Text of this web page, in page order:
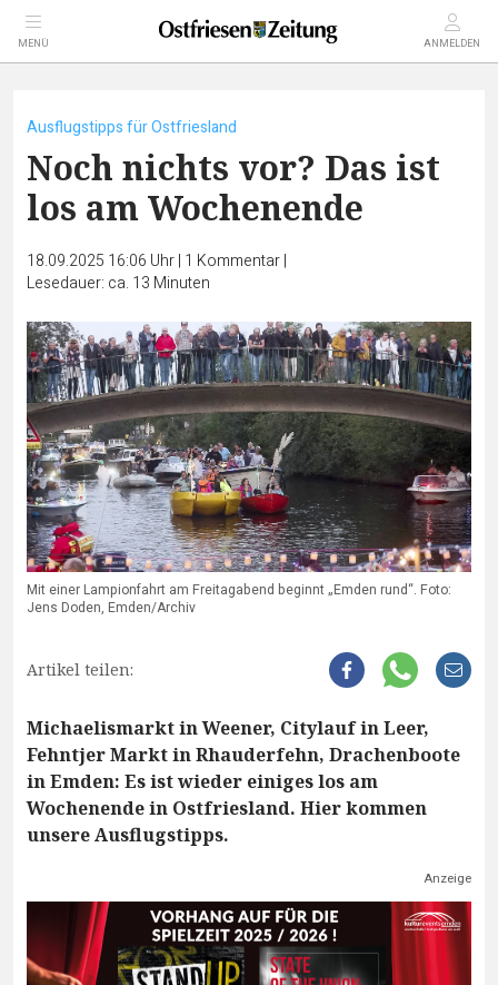
MENÜ ANMELDEN
Ausflugstipps für Ostfriesland
Noch nichts vor? Das ist
los am Wochenende
18.09.2025 16:06 Uhr| 1 Kommentar|
Lesedauer: ca. 13 Minuten
Mit einer Lampionfahrt am Freitagabend beginnt „Emden rund“. Foto:
Jens Doden, Emden/Archiv
Artikel teilen:
Michaelismarkt in Weener, Citylauf in Leer,
Fehntjer Markt in Rhauderfehn, Drachenboote
in Emden: Es ist wieder einiges los am
Wochenende in Ostfriesland. Hier kommen
unsere Ausflugstipps.
Anzeige